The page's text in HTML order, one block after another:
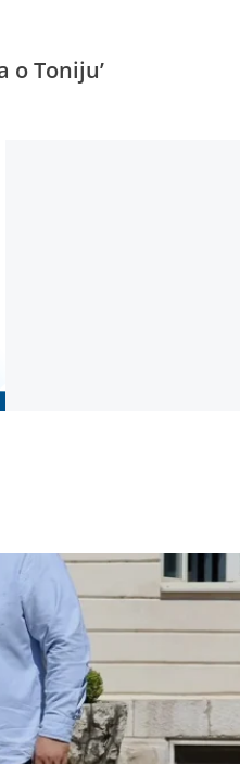
o Toniju’